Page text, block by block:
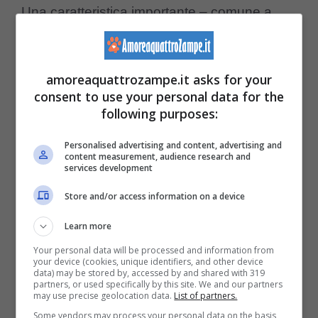
Una caratteristica importante – comune a
molti cani di montagna – sonole dimensioni
grandi ed imponenti di questi cani
è un cane feroce, anzi.
andare d’accordo con questo pelosetto
ed è un cane leale e nobile
Poiché è un cane molto territoriale, conviene
socializzare il mastino dei Pirenei fin da
amoreaquattrozampe.it asks for your
consent to use your personal data for the
following purposes:
Personalised advertising and content, advertising and
content measurement, audience research and
services development
Store and/or access information on a device
Learn more
Your personal data will be processed and information from
your device (cookies, unique identifiers, and other device
data) may be stored by, accessed by and shared with 319
partners, or used specifically by this site. We and our partners
may use precise geolocation data. List of partners.
Some vendors may process your personal data on the basis